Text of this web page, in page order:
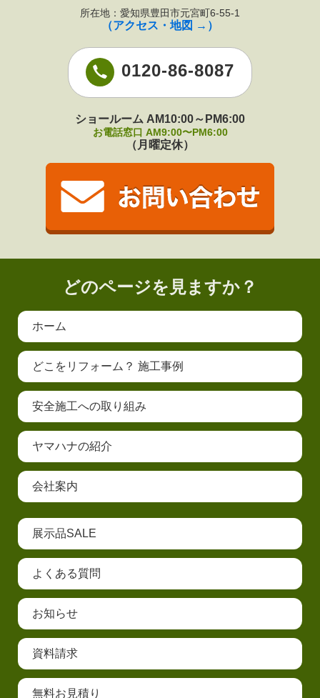
所在地：愛知県豊田市元宮町6-55-1
（アクセス・地図 →）
0120-86-8087
ショールーム AM10:00～PM6:00
お電話窓口 AM9:00〜PM6:00
（月曜定休）
どのページを見ますか？
ホーム
どこをリフォーム？ 施工事例
安全施工への取り組み
ヤマハナの紹介
会社案内
展示品SALE
よくある質問
お知らせ
資料請求
無料お見積り